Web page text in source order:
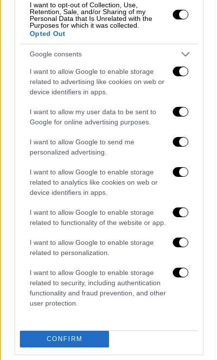
I want to opt-out of Collection, Use,
Retention, Sale, and/or Sharing of my
Personal Data that Is Unrelated with the
Purposes for which it was collected.
Opted Out
Google consents
I want to allow Google to enable storage
related to advertising like cookies on web or
device identifiers in apps.
I want to allow my user data to be sent to
Google for online advertising purposes.
I want to allow Google to send me
personalized advertising.
I want to allow Google to enable storage
related to analytics like cookies on web or
device identifiers in apps.
I want to allow Google to enable storage
related to functionality of the website or app.
I want to allow Google to enable storage
related to personalization.
I want to allow Google to enable storage
related to security, including authentication
functionality and fraud prevention, and other
user protection.
CONFIRM
Καμπιλάεπιβεβαίωσε επίσης ότι «τις
επόμενες ημέρες» θα μεταβεί στην πόλη
Γκόμα, η οποία ελέγχεται από την ένοπλη
οργάνωση M23, καταγγέλλοντας τις
«αυθαίρετες αποφάσεις» του καθεστώτος
Κινσάσα.
«Έπειτα από μια απλή φήμη του δρόμου ή του
διαδικτύου για την υποτιθέμενη παρουσία
μου στηνΓκόμα, όπου θα μεταβώ τις
Κινσάσα
έλαβε αυθαίρετες αποφάσεις, με μια
γεγονός που μαρτυρά την εντυπωσιακή
υποχώρηση της δημοκρατίας στη χώρας
μας», πρόσθεσε.
Μετά την άρση της ασυλίας του από τη
οδηγηθεί ενώπιον στρατοδικείου. Η
κυβέρνηση τον κατηγορεί για συνέργεια με
τους αντάρτες της M23, με φόντο τις
συνεχιζόμενες συγκρούσεις στην ανατολική
ΛΔ Κονγκό.
Συγκλονιστικά βίντεο: Η στιγμή που
σεισμός 7,4 Ρίχτερ χτυπά την Κολομβία -